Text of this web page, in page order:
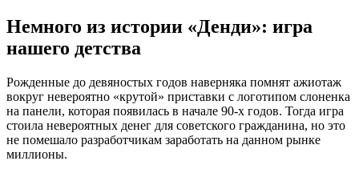
Немного из истории «Денди»: игра
нашего детства
Рожденные до девяностых годов наверняка помнят ажиотаж
вокруг невероятно «крутой» приставки с логотипом слоненка
на панели, которая появилась в начале 90-х годов. Тогда игра
стоила невероятных денег для советского гражданина, но это
не помешало разработчикам заработать на данном рынке
миллионы.